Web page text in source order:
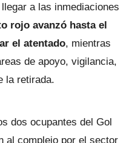
a las inmediaciones
rojo avanzó hasta el
el atentado, mientras
de apoyo, vigilancia,
la retirada.
dos ocupantes del Gol
al complejo por el sector